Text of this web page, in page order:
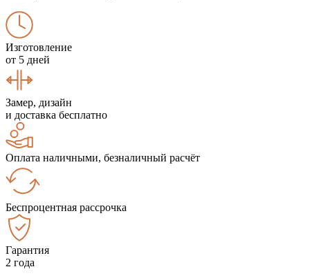
Изготовление
от 5 дней
Замер, дизайн
и доставка бесплатно
Оплата наличными, безналичный расчёт
Беспроцентная рассрочка
Гарантия
2 года